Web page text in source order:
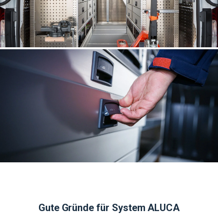
Gute Gründe für System ALUCA